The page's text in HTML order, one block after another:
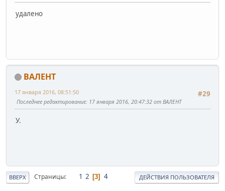
удалено
ВАЛЕНТ
#29
17 января 2016, 08:51:50
Последнее редактирование: 17 января 2016, 20:47:32 от ВАЛЕНТ
У.
ВВЕРХ Страницы 1 2 3 4 ДЕЙСТВИЯ ПОЛЬЗОВАТЕЛЯ